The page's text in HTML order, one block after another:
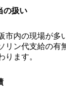
の扱い
市内の現場が多
リン代支給の有
ります。